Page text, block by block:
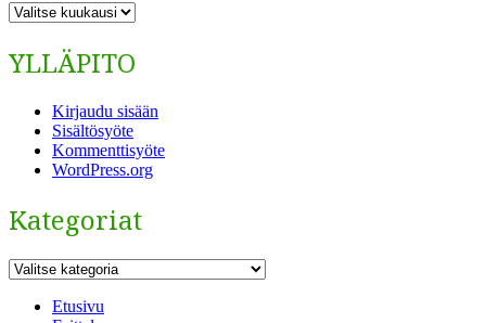
ARKISTO
YLLÄPITO
Kirjaudu sisään
Sisältösyöte
Kommenttisyöte
WordPress.org
Kategoriat
Kategoriat
Etusivu